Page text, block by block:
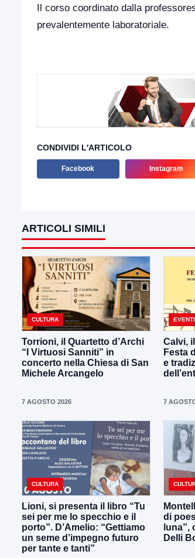
Il corso coordinato dalla
prevalentemente laboratoriale.
CONDIVIDI L'ARTICOLO
Facebook Instagram
ARTICOLI SIMILI
CULTURA
Torrioni, il Quartetto d’Archi
“I Virtuosi Sanniti” in
concerto nella Chiesa di San
Michele Arcangelo
7 AGOSTO 2026
EVENTI
Calvi,
Festa
e
7
CULTURA
Lioni, si presenta il libro “Tu
sei per me lo specchio e il
porto”. D’Amelio: “Gettiamo
un seme d’impegno futuro
per tante e tanti”
di
luna”,
Delli